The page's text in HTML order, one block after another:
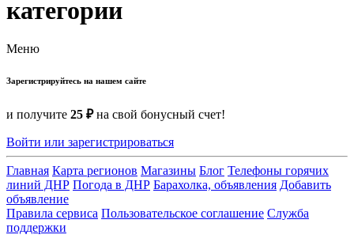
категории
Меню
Зарегистрируйтесь на нашем сайте
и получите 25 ₽на свой бонусный счет!
Войти или зарегистрироваться
Главная Карта регионов Магазины Блог Телефоны горячих
линий ДНР Погода в ДНР Барахолка, объявления Добавить
объявление
Правила сервиса Пользовательское соглашение Служба
поддержки